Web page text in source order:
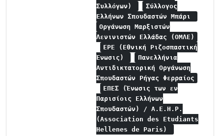
Συλλόγων)
Σύλλογος
Ελλήνων Σπουδαστών Μπάρι
Οργάνωση Μαρξιστών
Λενινιστών Ελλάδας (ΟΜΛΕ)
ΕΡΕ (Εθνική Ριζοσπαστική
Ένωσις)
Πανελλήνια
Αντιδικτατορική Οργάνωση
Σπουδαστών Ρήγας Φερραίος
ΕΠΕΣ (Ένωσις των εν
Παρισίοις Ελλήνων
Σπουδαστών) / A.E.H.P.
(Association des Etudiants
Hellenes de Paris)